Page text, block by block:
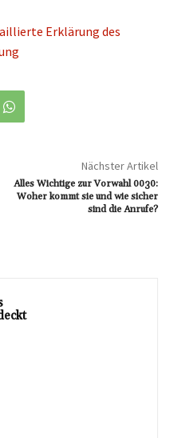
Erklärung des
Nächster Artikel
Alles Wichtige zur Vorwahl 0030:
Woher kommt sie und wie sicher
sind die Anrufe?